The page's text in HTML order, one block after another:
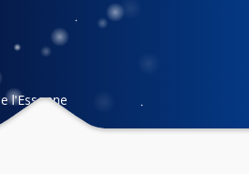
l'Essonne